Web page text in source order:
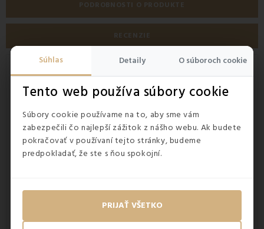
Súhlas Detaily O súboroch cookie
Tento web používa súbory cookie
Súbory cookie používame na to, aby sme vám
zabezpečili čo najlepší zážitok z nášho webu. Ak budete
pokračovať v používaní tejto stránky, budeme
predpokladať, že ste s ňou spokojní.
PRIJAŤ VŠETKO
PODROBNOSTI O PRODUKTE
RECENZIE
Pončo pre deti s motívom Ľadové
kráľovstvo
Detské pončo Ľadové kráľovstvo
je nielen krásne, ale aj
praktické – skvele nahradí klasickú osušku a poskytne
pohodlie. Vyrobené zo 100% mikrovlákna. Pončo má
univerzálnu veľkosť, ktorá je vhodná pre deti vo veku od 2
do 8 rokov, takže je skvelou voľbou pre rastúce deti. S
rozmermi 55x55 cm a praktickou kapucňou poskytuje